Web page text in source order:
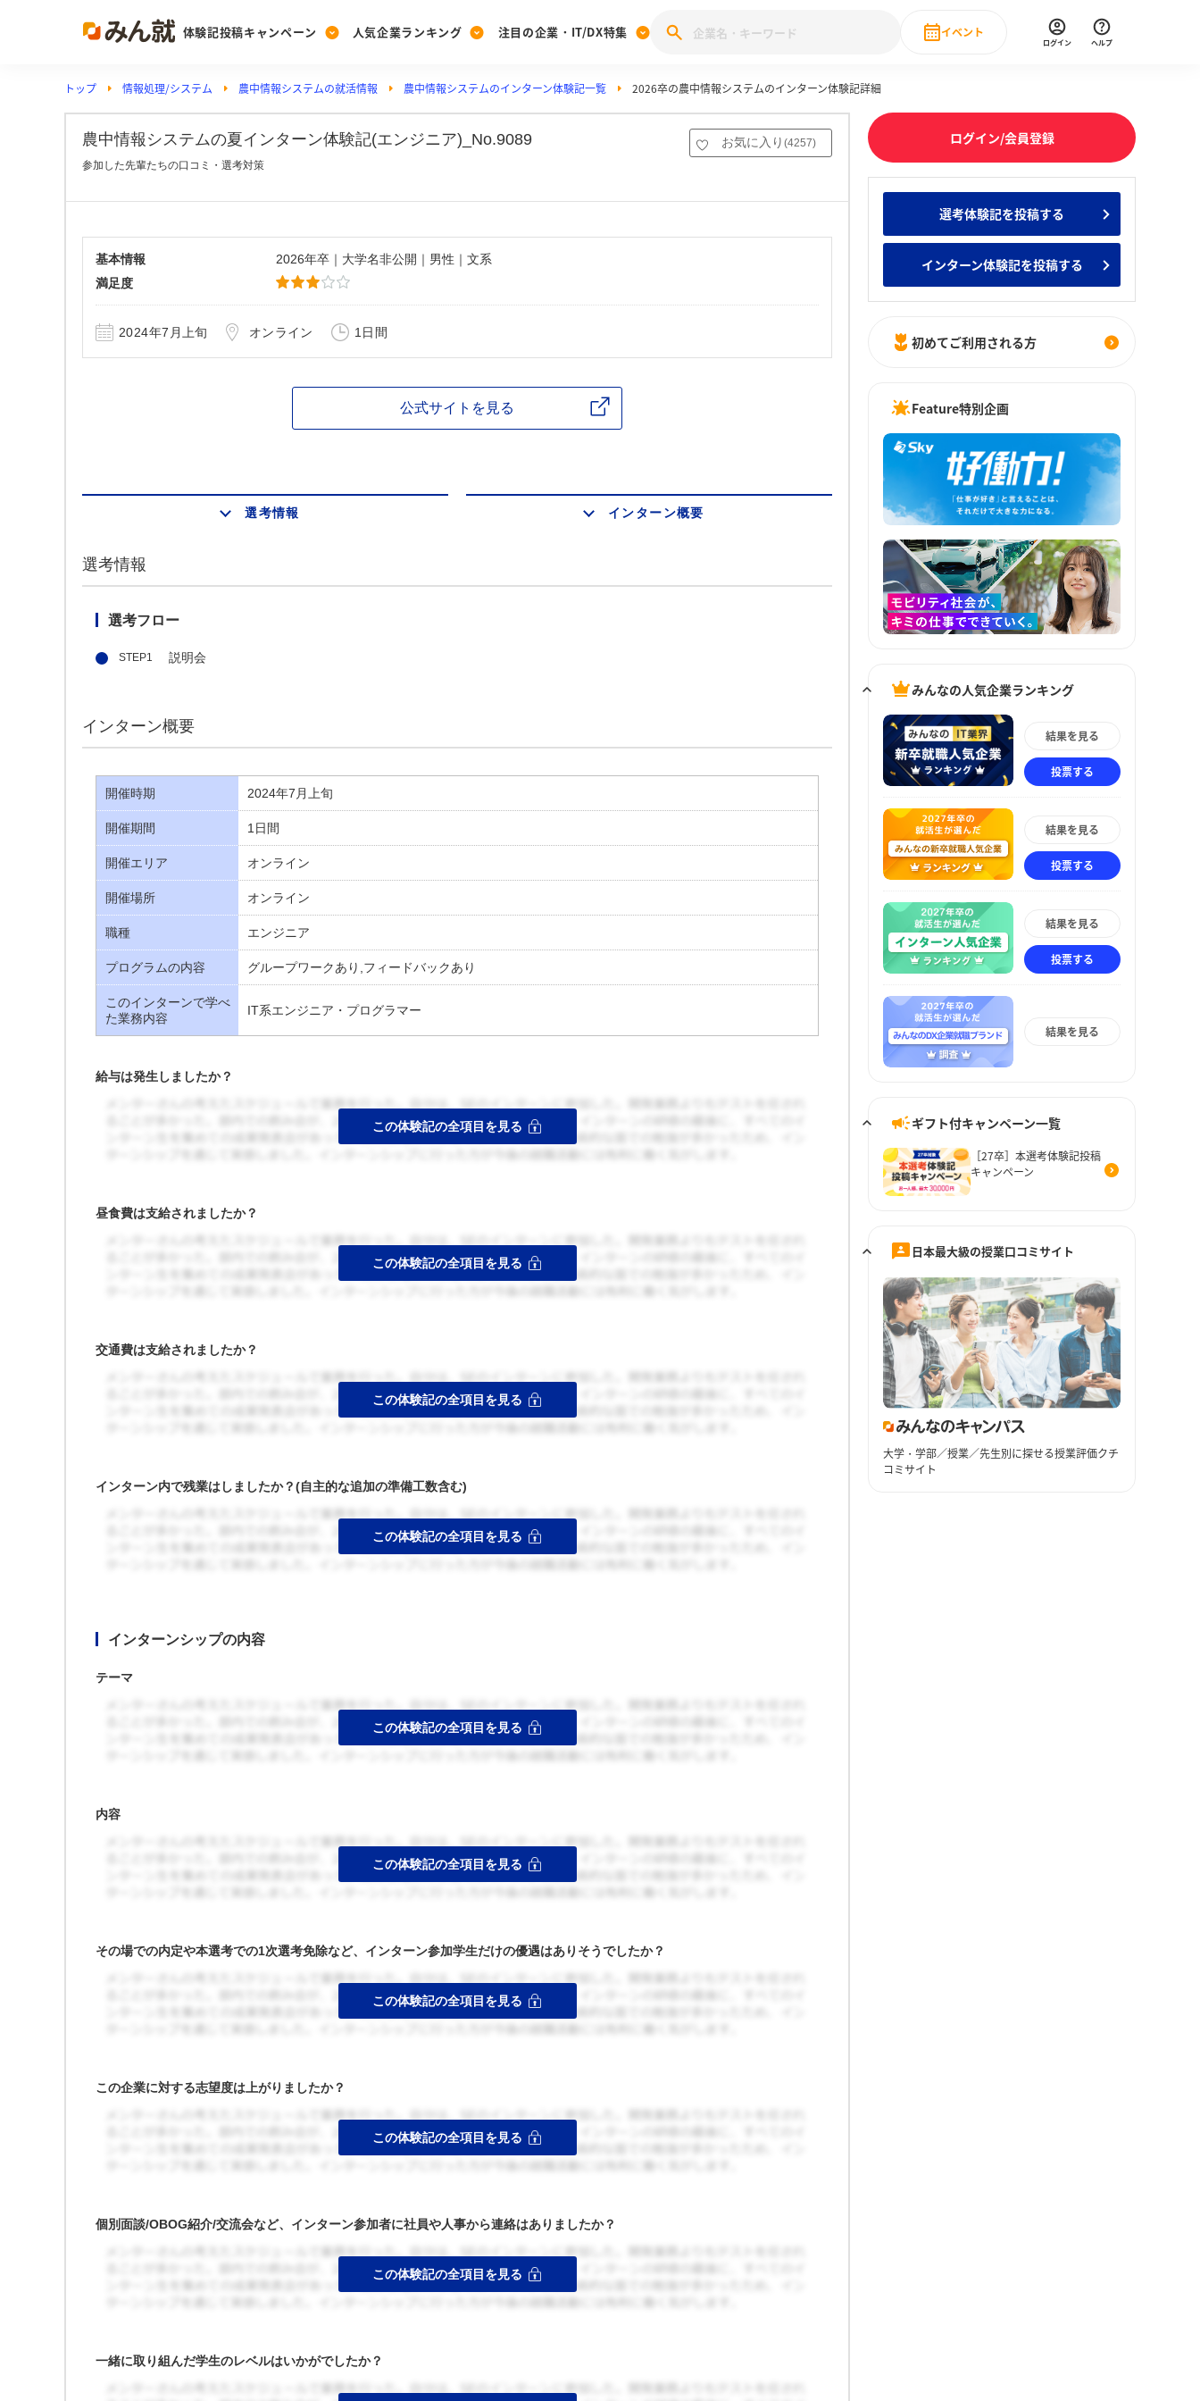
体験記投稿キャンペーン
Post
投稿する
[27卒] 本選考体験記投稿キャンペーン
人気企業ランキング
Ranking
ランキングを見る
みんなのDX企業就職ブランド調査
Vote
投票する
みんなの新卒就職人気企業ランキング みんなのインターン人気企業ランキ
注目の企業・IT/DX特集
PickUp
注目の企業特集
28卒 IT・DX現場社員インタビュー
動画で知ろう！業界・企業研究
イベント
直近のイベント一覧
ログイン ヘルプ
トップ 情報処理/システム 農中情報システムの就活情報 農中情報システムのインターン体験記一覧 2026卒の農中情報システムのインターン体験記詳細
農中情報システムの夏インターン体験記(エンジニア)_No.9089 お気に入り (4257)
参加した先輩たちの口コミ・選考対策
基本情報
2026年卒｜大学名非公開｜男性｜文系
満足度
2024年7月上旬 オンライン 1日間
公式サイトを見る
選考情報 インターン概要
選考情報
選考フロー
説明会
インターン概要
開催時期 2024年7月上旬
開催期間 1日間
開催エリア オンライン
開催場所 オンライン
職種 エンジニア
プログラムの内容 グループワークあり,フィードバックあり
このインターンで学べ
た業務内容
IT系エンジニア・プログラマー
給与は発生しましたか？
昼食費は支給されましたか？
交通費は支給されましたか？
インターン内で残業はしましたか？(自主的な追加の準備工数含む)
インターンシップの内容
テーマ
内容
その場での内定や本選考での1次選考免除など、インターン参加学生だけの優遇はありそうでしたか？
この企業に対する志望度は上がりましたか？
個別面談/OBOG紹介/交流会など、インターン参加者に社員や人事から連絡はありましたか？
一緒に取り組んだ学生のレベルはいかがでしたか？
ログイン/会員登録
選考体験記を投稿する
インターン体験記を投稿する
初めてご利用される方
Feature特別企画
みんなの人気企業ランキング
結果を見る
投票する
結果を見る
投票する
結果を見る
投票する
結果を見る
ギフト付キャンペーン一覧
［27卒］本選考体験記投稿
キャンペーン
日本最大級の授業口コミサイト
大学・学部／授業／先生別に探せる授業評価クチ
コミサイト